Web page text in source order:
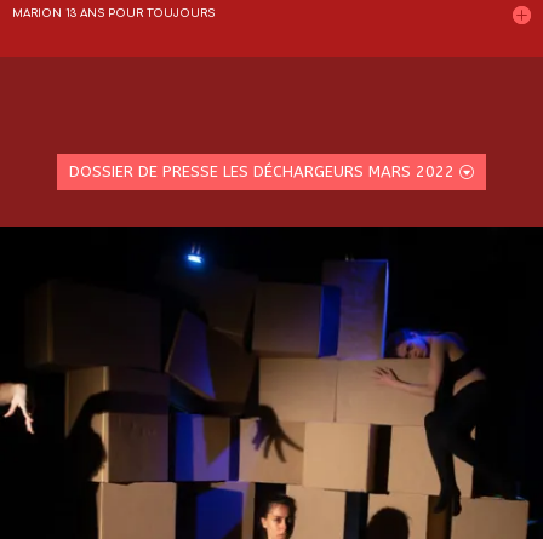
MARION 13 ANS POUR TOUJOURS
DOSSIER DE PRESSE LES DÉCHARGEURS MARS 2022